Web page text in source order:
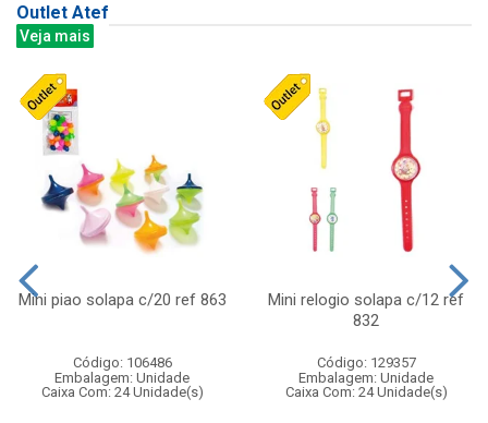
Outlet Atef
Veja mais
Mini piao solapa c/20 ref 863
Código: 106486
Embalagem: Unidade
Caixa Com: 24 Unidade(s)
Mini relogio solapa c/12 ref
832
Código: 129357
Embalagem: Unidade
Caixa Com: 24 Unidade(s)